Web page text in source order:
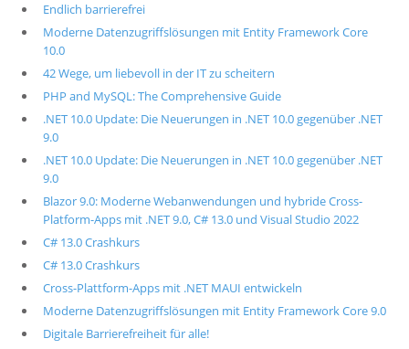
Endlich barrierefrei
Moderne Datenzugriffslösungen mit Entity Framework Core
10.0
42 Wege, um liebevoll in der IT zu scheitern
PHP and MySQL: The Comprehensive Guide
.NET 10.0 Update: Die Neuerungen in .NET 10.0 gegenüber .NET
9.0
.NET 10.0 Update: Die Neuerungen in .NET 10.0 gegenüber .NET
9.0
Blazor 9.0: Moderne Webanwendungen und hybride Cross-
Platform-Apps mit .NET 9.0, C# 13.0 und Visual Studio 2022
C# 13.0 Crashkurs
C# 13.0 Crashkurs
Cross-Plattform-Apps mit .NET MAUI entwickeln
Moderne Datenzugriffslösungen mit Entity Framework Core 9.0
Digitale Barrierefreiheit für alle!